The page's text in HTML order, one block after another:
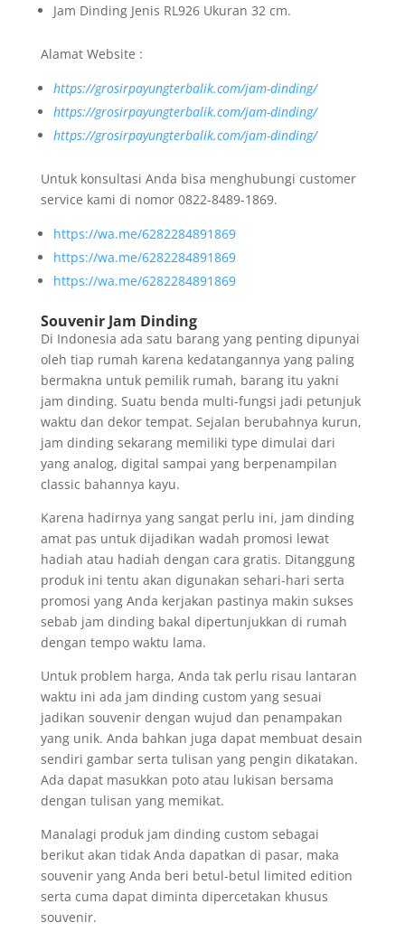
Jam Dinding Jenis RL926 Ukuran 32 cm.
Alamat Website :
https://grosirpayungterbalik.com/jam-dinding/
https://grosirpayungterbalik.com/jam-dinding/
https://grosirpayungterbalik.com/jam-dinding/
Untuk konsultasi Anda bisa menghubungi customer
service kami di nomor 0822-8489-1869.
https://wa.me/6282284891869
https://wa.me/6282284891869
https://wa.me/6282284891869
Souvenir Jam Dinding
Di Indonesia ada satu barang yang penting dipunyai
oleh tiap rumah karena kedatangannya yang paling
bermakna untuk pemilik rumah, barang itu yakni
jam dinding. Suatu benda multi-fungsi jadi petunjuk
waktu dan dekor tempat. Sejalan berubahnya kurun,
jam dinding sekarang memiliki type dimulai dari
yang analog, digital sampai yang berpenampilan
classic bahannya kayu.
Karena hadirnya yang sangat perlu ini, jam dinding
amat pas untuk dijadikan wadah promosi lewat
hadiah atau hadiah dengan cara gratis. Ditanggung
produk ini tentu akan digunakan sehari-hari serta
promosi yang Anda kerjakan pastinya makin sukses
sebab jam dinding bakal dipertunjukkan di rumah
dengan tempo waktu lama.
Untuk problem harga, Anda tak perlu risau lantaran
waktu ini ada jam dinding custom yang sesuai
jadikan souvenir dengan wujud dan penampakan
yang unik. Anda bahkan juga dapat membuat desain
sendiri gambar serta tulisan yang pengin dikatakan.
Ada dapat masukkan poto atau lukisan bersama
dengan tulisan yang memikat.
Manalagi produk jam dinding custom sebagai
berikut akan tidak Anda dapatkan di pasar, maka
souvenir yang Anda beri betul-betul limited edition
serta cuma dapat diminta dipercetakan khusus
souvenir.